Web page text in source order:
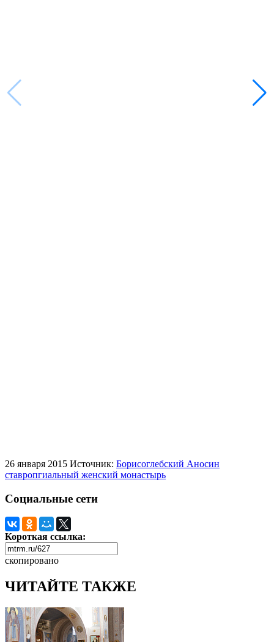
26 января 2015 Источник: Борисоглебский Аносин
ставропгиальный женский монастырь
Социальные сети
Короткая ссылка:
скопировано
ЧИТАЙТЕ ТАКЖЕ